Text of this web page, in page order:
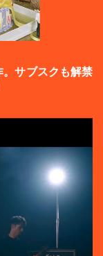
。サブスクも解禁